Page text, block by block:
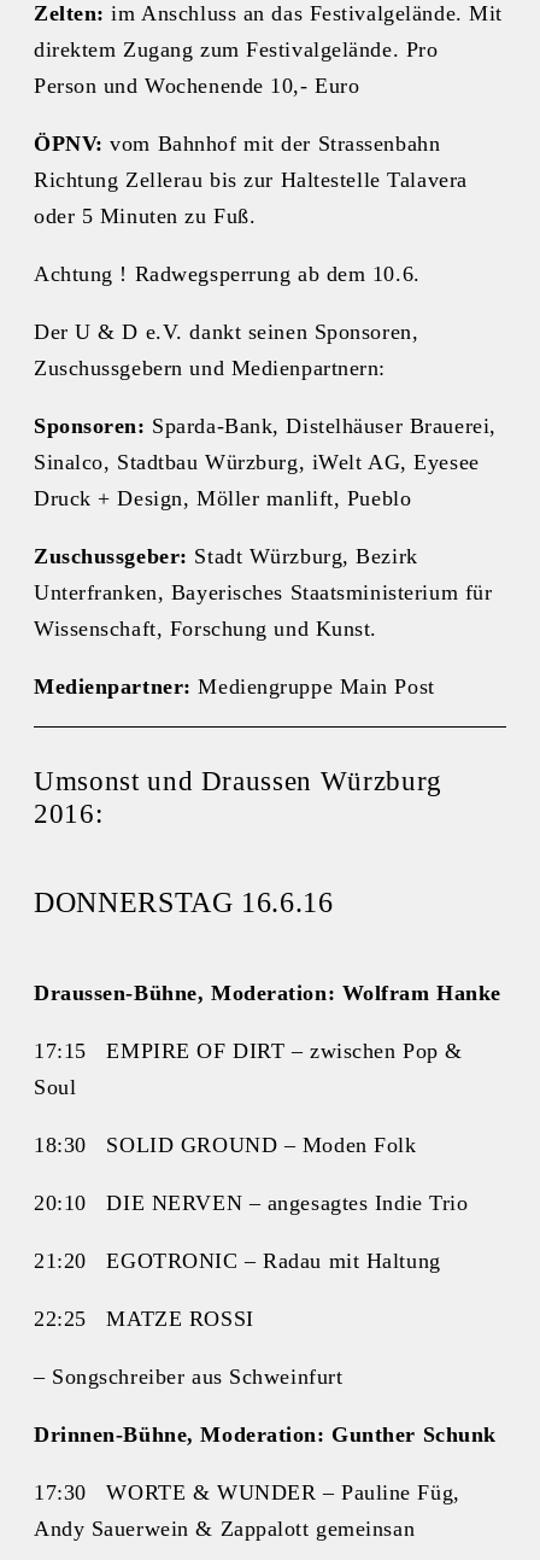
Zelten: im Anschluss an das Festivalgelände. Mit
direktem Zugang zum Festivalgelände. Pro
Person und Wochenende 10,- Euro
ÖPNV: vom Bahnhof mit der Strassenbahn
Richtung Zellerau bis zur Haltestelle Talavera
oder 5 Minuten zu Fuß.
Achtung ! Radwegsperrung ab dem 10.6.
Der U & D e.V. dankt seinen Sponsoren,
Zuschussgebern und Medienpartnern:
Sponsoren: Sparda-Bank, Distelhäuser Brauerei,
Sinalco, Stadtbau Würzburg, iWelt AG, Eyesee
Druck + Design, Möller manlift, Pueblo
Zuschussgeber: Stadt Würzburg, Bezirk
Unterfranken, Bayerisches Staatsministerium für
Wissenschaft, Forschung und Kunst.
Medienpartner:Mediengruppe Main Post
Umsonst und Draussen Würzburg
2016:
DONNERSTAG 16.6.16
Draussen-Bühne, Moderation: Wolfram Hanke
17:15 EMPIRE OF DIRT – zwischen Pop &
Soul
18:30 SOLID GROUND – Moden Folk
20:10 DIE NERVEN – angesagtes Indie Trio
21:20 EGOTRONIC – Radau mit Haltung
22:25 MATZE ROSSI
– Songschreiber aus Schweinfurt
Drinnen-Bühne, Moderation: Gunther Schunk
17:30 WORTE & WUNDER – Pauline Füg,
Andy Sauerwein & Zappalott gemeinsan